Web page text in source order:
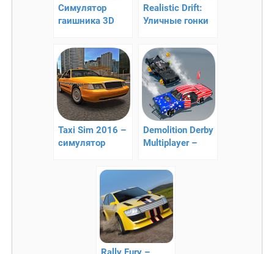
Симулятор
гаишника 3D
Realistic Drift:
Уличные гонки
Taxi Sim 2016 –
симулятор
Demolition Derby
Multiplayer –
выживание!